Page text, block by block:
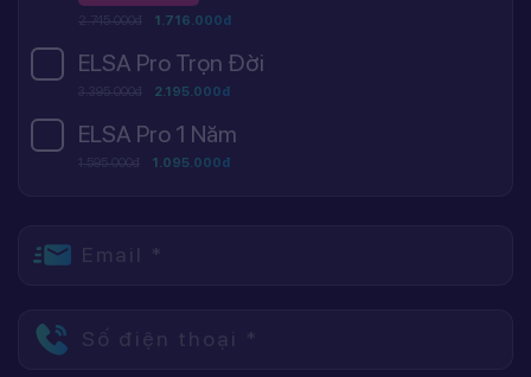
2.745.000đ 1.716.000đ
ELSA Pro Trọn Đời
3.395.000đ 2.195.000đ
ELSA Pro 1 Năm
1.595.000đ 1.095.000đ
Email *
Số điện thoại *